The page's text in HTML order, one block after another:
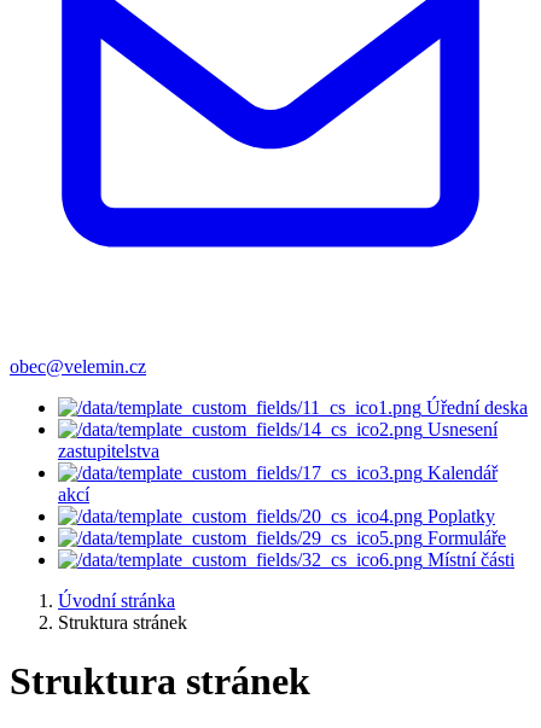
obec@velemin.cz
Úřední deska
Usnesení
zastupitelstva
Kalendář
akcí
Poplatky
Formuláře
Místní části
Úvodní stránka
Struktura stránek
Struktura stránek